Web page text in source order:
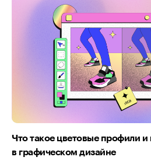
Что такое цветовые профили и
в графическом дизайне